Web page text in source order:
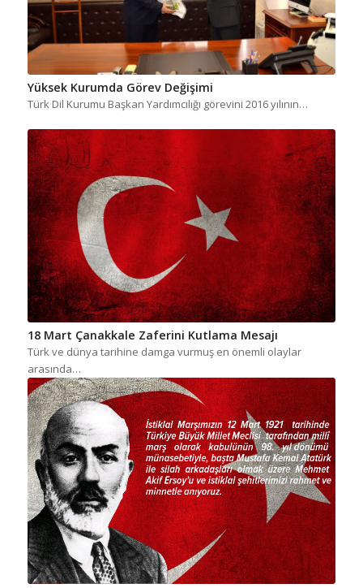
Yüksek Kurumda Görev Değişimi
Türk Dil Kurumu Başkan Yardımcılığı görevini 2016 yılının…
18 Mart Çanakkale Zaferini Kutlama Mesajı
Türk ve dünya tarihine damga vurmuş en önemli olaylar
arasında…